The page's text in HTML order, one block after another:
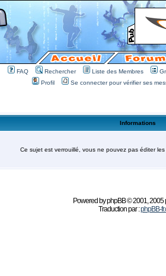
FAQ Rechercher Liste des Membres
Profil
Se connecter pour vérifier ses
Informations
Ce sujet est verrouillé, vous ne pouvez pas éditer
Powered byphpBB© 2001, 2005
Traduction par :phpBB-